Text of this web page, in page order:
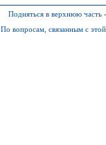
Подняться в верхнюю часть -
По вопросам, связанным с